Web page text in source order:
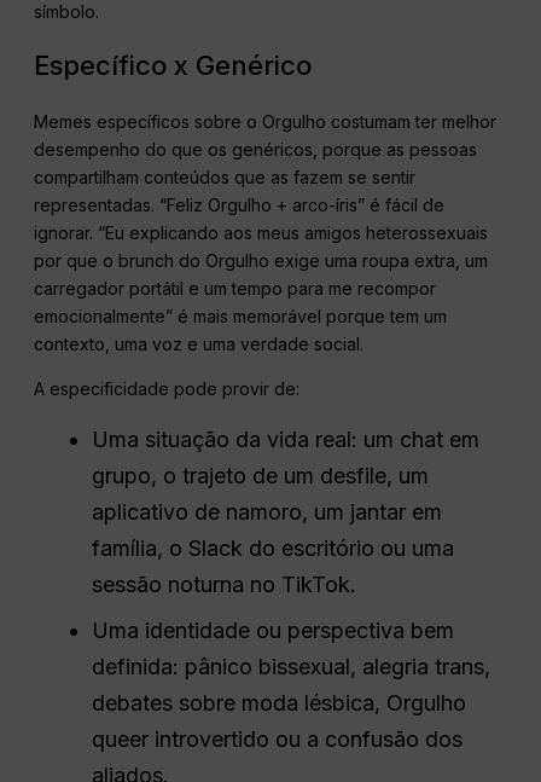
símbolo.
Específico x Genérico
Memes específicos sobre o Orgulho costumam ter melhor
desempenho do que os genéricos, porque as pessoas
compartilham conteúdos que as fazem se sentir
representadas. “Feliz Orgulho + arco-íris” é fácil de
ignorar. “Eu explicando aos meus amigos heterossexuais
por que o brunch do Orgulho exige uma roupa extra, um
carregador portátil e um tempo para me recompor
emocionalmente” é mais memorável porque tem um
contexto, uma voz e uma verdade social.
A especificidade pode provir de:
Uma situação da vida real: um chat em
grupo, o trajeto de um desfile, um
aplicativo de namoro, um jantar em
família, o Slack do escritório ou uma
sessão noturna no TikTok.
Uma identidade ou perspectiva bem
definida: pânico bissexual, alegria trans,
debates sobre moda lésbica, Orgulho
queer introvertido ou a confusão dos
aliados.